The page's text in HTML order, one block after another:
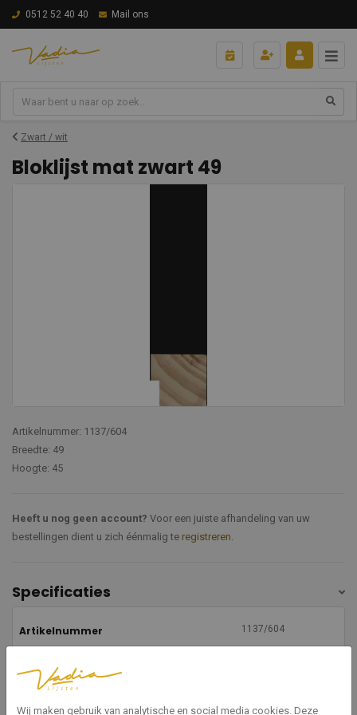
0512 52 40 40 Mail ons
Zwart / wit
Bloklijst mat zwart 49
Artikelnummer: 1137/604
Breedte: 49
Hoogte: 45
Heeft u nog geen account? Voor een juiste afhandeling van uw
bestellingen dient u zich éénmalig te registreren.
Specificaties
Artikelnummer 1137/604
Afwerking
Wij maken gebruik van analytische en social media cookies. Deze